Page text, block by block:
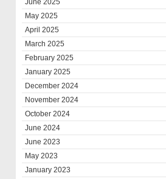
June 2025
May 2025
April 2025
March 2025
February 2025
January 2025
December 2024
November 2024
October 2024
June 2024
June 2023
May 2023
January 2023